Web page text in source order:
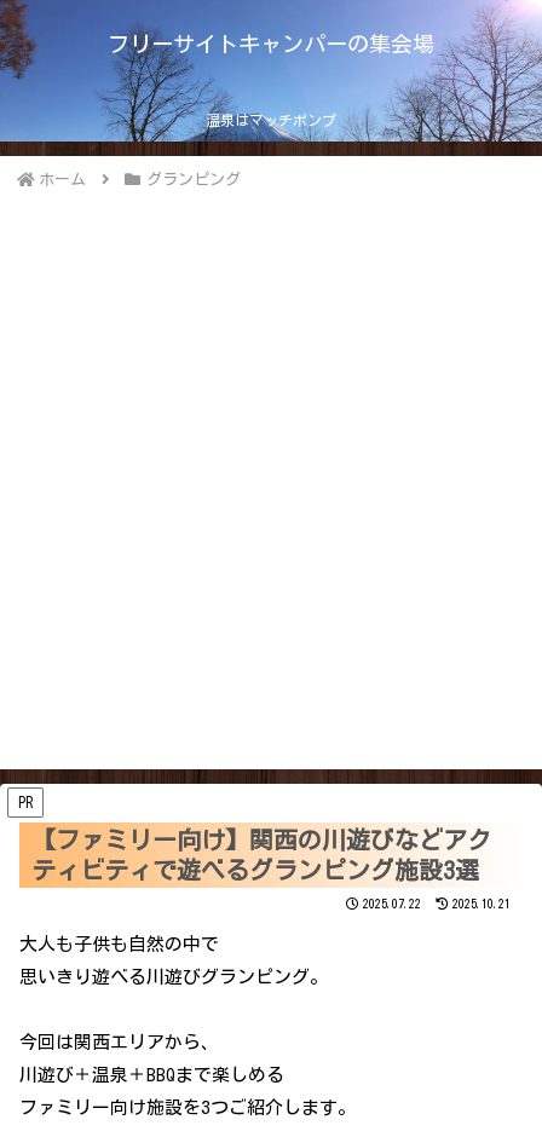
フリーサイトキャンパーの集会場
温泉はマッチポンプ
ホーム グランピング
PR
【ファミリー向け】関西の川遊びなどアク
ティビティで遊べるグランピング施設3選
2025.07.22 2025.10.21
大人も子供も自然の中で
思いきり遊べる川遊びグランピング。
今回は関西エリアから、
川遊び＋温泉＋BBQまで楽しめる
ファミリー向け施設を3つご紹介します。